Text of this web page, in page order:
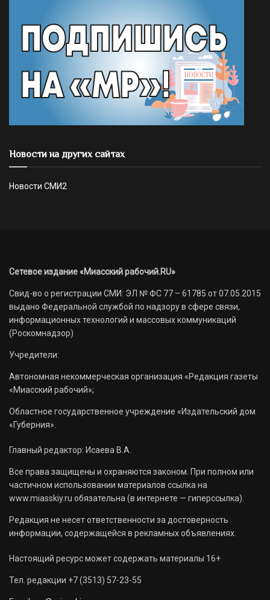
Новости на других сайтах
Новости СМИ2
Сетевое издание «Миасский рабочий.RU»
Свид-во о регистрации СМИ: ЭЛ № ФС 77 – 61785 от 07.05.2015
выдано Федеральной службой по надзору в сфере связи,
информационных технологий и массовых коммуникаций
(Роскомнадзор)
Учредители:
Автономная некоммерческая организация «Редакция газеты
«Миасский рабочий»;
Областное государственное учреждение «Издательский дом
«Губерния».
Главный редактор: Исаева В.А.
Все права защищены и охраняются законом. При полном или
частичном использовании материалов ссылка на
www.miasskiy.ru обязательна (в интернете — гиперссылка).
Редакция не несет ответственности за достоверность
информации, содержащейся в рекламных объявлениях.
Настоящий ресурс может содержать материалы 16+
Тел. редакции +7 (3513) 57-23-55